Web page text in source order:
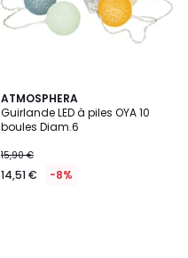
ATMOSPHERA
Guirlande LED à piles OYA 10
boules Diam.6
15,90 €
14,51 € -8%